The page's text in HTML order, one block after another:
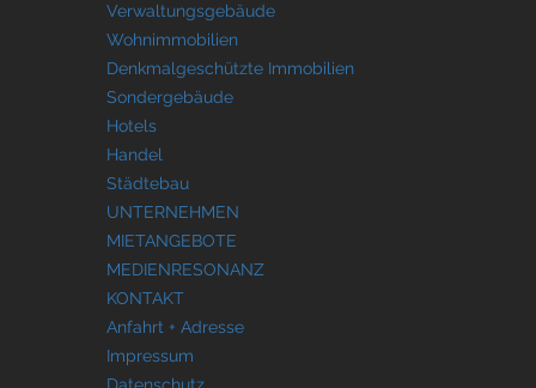
Verwaltungsgebäude
Wohnimmobilien
Denkmalgeschützte Immobilien
Sondergebäude
Hotels
Handel
Städtebau
UNTERNEHMEN
MIETANGEBOTE
MEDIENRESONANZ
KONTAKT
Anfahrt + Adresse
Impressum